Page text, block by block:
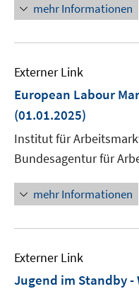
mehr Informationen
Externer Link
European Labour
(01.01.2025)
Institut für
Bundesagentur für
mehr Informationen
Externer Link
Jugend im Standby -